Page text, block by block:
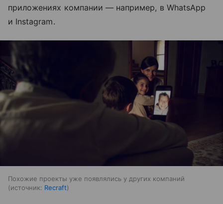
приложениях компании — например, в WhatsApp
и Instagram.
Похожие проекты уже появлялись у других компаний
источник: Recraft